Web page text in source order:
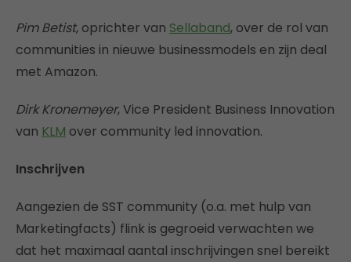
Pim Betist, oprichter van Sellaband, over de rol van
communities in nieuwe businessmodels en zijn deal
met Amazon.
Dirk Kronemeyer, Vice President Business Innovation
van KLM over community led innovation.
Inschrijven
Aangezien de SST community (o.a. met hulp van
Marketingfacts) flink is gegroeid verwachten we
dat het maximaal aantal inschrijvingen snel bereikt